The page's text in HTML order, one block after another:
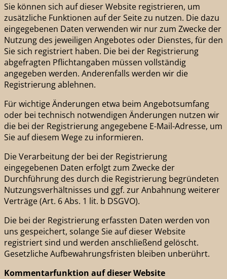
Sie können sich auf dieser Website registrieren, um
zusätzliche Funktionen auf der Seite zu nutzen. Die dazu
eingegebenen Daten verwenden wir nur zum Zwecke der
Nutzung des jeweiligen Angebotes oder Dienstes, für den
Sie sich registriert haben. Die bei der Registrierung
abgefragten Pflichtangaben müssen vollständig
angegeben werden. Anderenfalls werden wir die
Registrierung ablehnen.
Für wichtige Änderungen etwa beim Angebotsumfang
oder bei technisch notwendigen Änderungen nutzen wir
die bei der Registrierung angegebene E-Mail-Adresse, um
Sie auf diesem Wege zu informieren.
Die Verarbeitung der bei der Registrierung
eingegebenen Daten erfolgt zum Zwecke der
Durchführung des durch die Registrierung begründeten
Nutzungsverhältnisses und ggf. zur Anbahnung weiterer
Verträge (Art. 6 Abs. 1 lit. b DSGVO).
Die bei der Registrierung erfassten Daten werden von
uns gespeichert, solange Sie auf dieser Website
registriert sind und werden anschließend gelöscht.
Gesetzliche Aufbewahrungsfristen bleiben unberührt.
Kommentar­funktion auf dieser Website